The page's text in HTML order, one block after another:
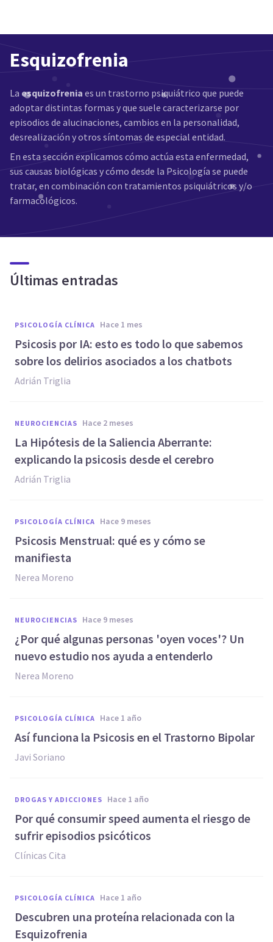
Esquizofrenia
La esquizofrenia es un trastorno psiquiátrico que puede
adoptar distintas formas y que suele caracterizarse por
episodios de alucinaciones, cambios en la personalidad,
desrealización y otros síntomas de especial entidad.
En esta sección explicamos cómo actúa esta enfermedad,
sus causas biológicas y cómo desde la Psicología se puede
tratar, en combinación con tratamientos psiquiátricos y/o
farmacológicos.
Últimas entradas
PSICOLOGÍA CLÍNICA hace 1 mes
Psicosis por IA: esto es todo lo que sabemos
sobre los delirios asociados a los chatbots
Adrián Triglia
NEUROCIENCIAS hace 2 meses
La Hipótesis de la Saliencia Aberrante:
explicando la psicosis desde el cerebro
Adrián Triglia
PSICOLOGÍA CLÍNICA hace 9 meses
Psicosis Menstrual: qué es y cómo se
manifiesta
Nerea Moreno
NEUROCIENCIAS hace 9 meses
¿Por qué algunas personas 'oyen voces'? Un
nuevo estudio nos ayuda a entenderlo
Nerea Moreno
PSICOLOGÍA CLÍNICA hace 1 año
Así funciona la Psicosis en el Trastorno Bipolar
Javi Soriano
DROGAS Y ADICCIONES hace 1 año
Por qué consumir speed aumenta el riesgo de
sufrir episodios psicóticos
Clínicas Cita
PSICOLOGÍA CLÍNICA hace 1 año
Descubren una proteína relacionada con la
Esquizofrenia